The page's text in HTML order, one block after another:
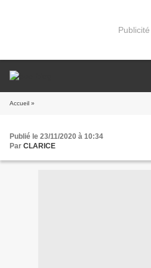
Publicité
Accueil »
Publié le 23/11/2020 à 10:34
Par CLARICE